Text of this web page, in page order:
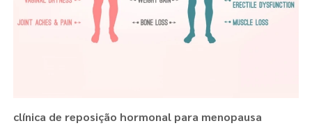
clínica de reposição hormonal para menopausa